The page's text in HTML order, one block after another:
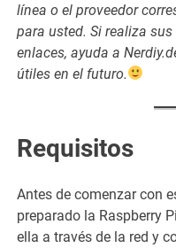
línea o el proveedor
para usted. Si realiza
enlaces, ayuda a
útiles en el futuro.
Requisitos
Antes de comenzar con
preparado la Raspberry
ella a través de la red y